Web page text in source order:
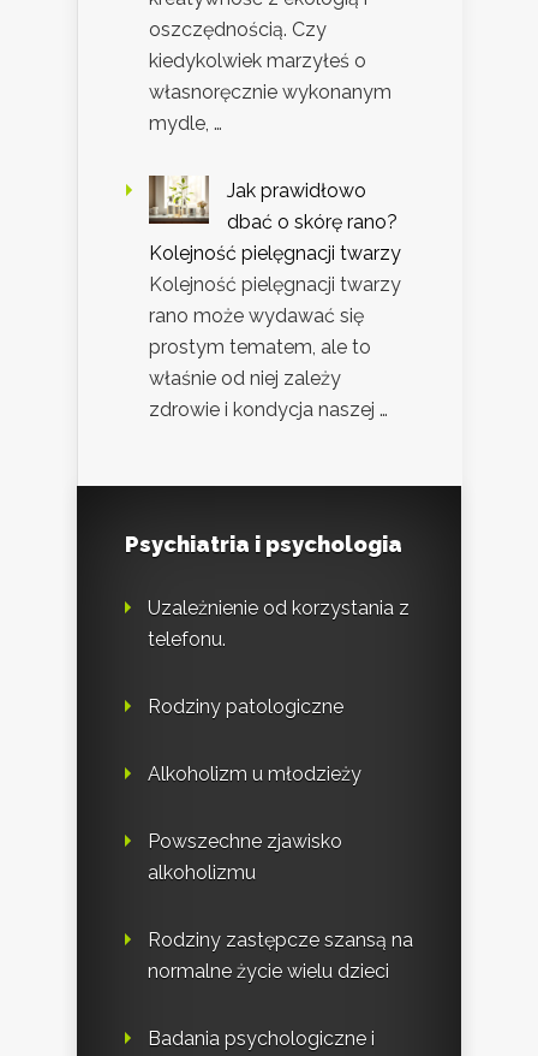
oszczędnością. Czy
kiedykolwiek marzyłeś o
własnoręcznie wykonanym
mydle, …
Jak prawidłowo
dbać o skórę rano?
Kolejność pielęgnacji twarzy
Kolejność pielęgnacji twarzy
rano może wydawać się
prostym tematem, ale to
właśnie od niej zależy
zdrowie i kondycja naszej …
Psychiatria i psychologia
Uzależnienie od korzystania z
telefonu.
Rodziny patologiczne
Alkoholizm u młodzieży
Powszechne zjawisko
alkoholizmu
Rodziny zastępcze szansą na
normalne życie wielu dzieci
Badania psychologiczne i